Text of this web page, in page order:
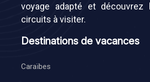
voyage adapté et découvrez
circuits à visiter.
Destinations de vacances
Caraïbes